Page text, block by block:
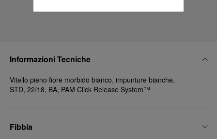
Informazioni Tecniche
Vitello pieno fiore morbido bianco, impunture bianche,
STD, 22/18, BA, PAM Click Release System™
Fibbia